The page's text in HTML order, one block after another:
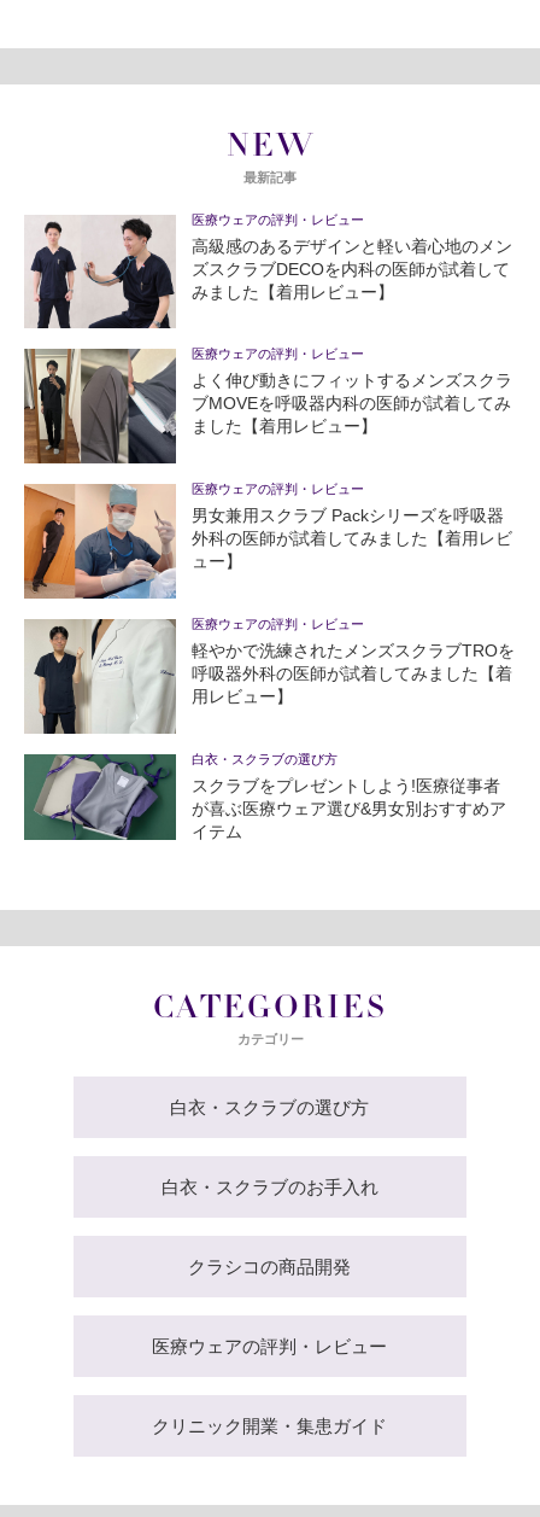
NEW
最新記事
医療ウェアの評判・レビュー
高級感のあるデザインと軽い着心地のメン
ズスクラブDECOを内科の医師が試着して
みました【着用レビュー】
医療ウェアの評判・レビュー
よく伸び動きにフィットするメンズスクラ
ブMOVEを呼吸器内科の医師が試着してみ
ました【着用レビュー】
医療ウェアの評判・レビュー
男女兼用スクラブ Packシリーズを呼吸器
外科の医師が試着してみました【着用レビ
ュー】
医療ウェアの評判・レビュー
軽やかで洗練されたメンズスクラブTROを
呼吸器外科の医師が試着してみました【着
用レビュー】
白衣・スクラブの選び方
スクラブをプレゼントしよう!医療従事者
が喜ぶ医療ウェア選び&男女別おすすめア
イテム
CATEGORIES
カテゴリー
白衣・スクラブの選び方
白衣・スクラブのお手入れ
クラシコの商品開発
医療ウェアの評判・レビュー
クリニック開業・集患ガイド